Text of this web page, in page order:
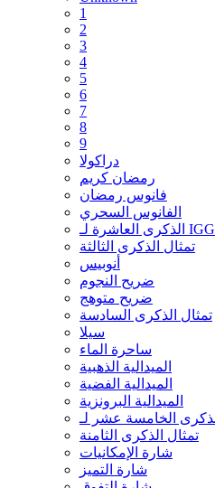
1
2
3
4
5
6
7
8
9
دراكولا
رمضان كريم
فانوس رمضان
الفانوس السحري
الذكرى العاشرة لـ IGG
تمثال الذكرى الثالثة
أنوبيس
ضريح النجوم
ضريح متوهج
تمثال الذكرى السادسة
سيلا
ساحرة الماء
الميدالية الذهبية
الميدالية الفضية
الميدالية البرونزية
تمثال الذكرى الثامنة
شارة الإمكانيات
شارة التميز